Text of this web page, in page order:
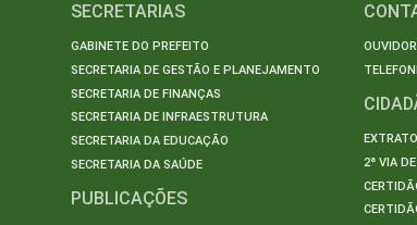
SECRETARIAS
GABINETE DO PREFEITO
SECRETARIA DE GESTÃO E PLANEJAMENTO
SECRETARIA DE FINANÇAS
SECRETARIA DE INFRAESTRUTURA
SECRETARIA DA EDUCAÇÃO
SECRETARIA DA SAÚDE
PUBLICAÇÕES
2ª VIA